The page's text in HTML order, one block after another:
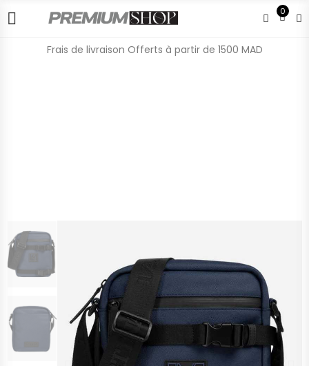
0
Frais de livraison Offerts à partir de 1500 MAD